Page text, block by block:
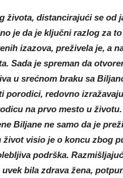
života, distancirajući se od
je da je ključni razlog za
izazova, preživela je, a
Sada je spreman da
u srećnom braku sa
porodici, redovno
na prvo mesto u
Biljane ne samo da je
visio je o koncu zbog
podrška.
bila zdrava žena,